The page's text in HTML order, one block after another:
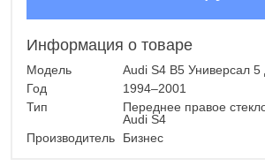
Информация о товаре
Модель
Audi S4 B5 Универсал 5
Год
1994–2001
Тип
Переднее правое
Audi S4
Производитель
Бизнес